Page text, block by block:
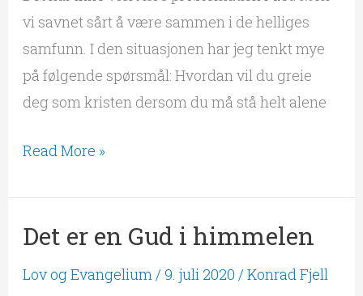
vi savnet sårt å være sammen i de helliges
samfunn. I den situasjonen har jeg tenkt mye
på følgende spørsmål: Hvordan vil du greie
deg som kristen dersom du må stå helt alene
Read More »
Det er en Gud i himmelen
Lov og Evangelium/9. juli 2020 /Konrad Fjell
Det
en